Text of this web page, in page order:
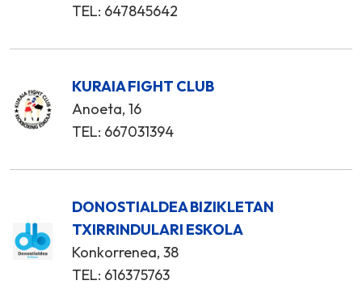
TEL: 647845642
KURAIA FIGHT CLUB
Anoeta, 16
TEL: 667031394
DONOSTIALDEA BIZIKLETAN
TXIRRINDULARI ESKOLA
Konkorrenea, 38
TEL: 616375763